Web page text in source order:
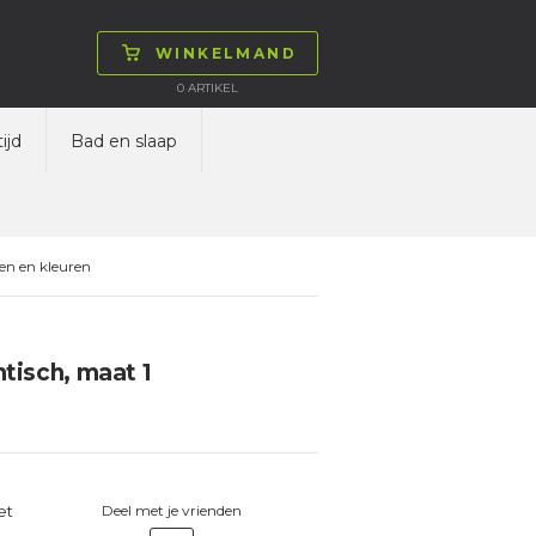
WINKELMAND
0 ARTIKEL
Bad en slaap
en kleuren
maat 1
Deel met je vrienden